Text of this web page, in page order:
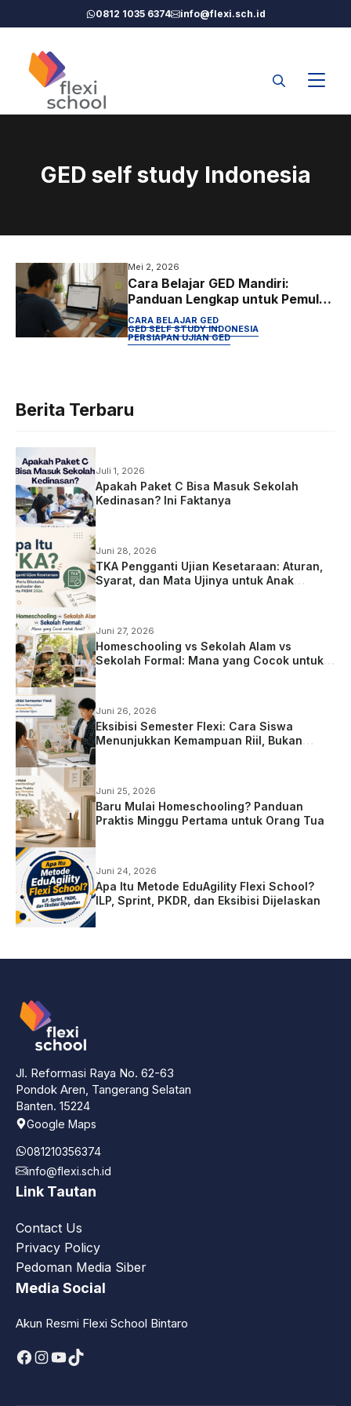
ke
0812 1035 6374 info@flexi.sch.id
GED self study Indonesia
Mei 2, 2026
Cara Belajar GED Mandiri:
Panduan Lengkap untuk Pemula
di Indonesia
CARA BELAJAR GED
GED SELF STUDY INDONESIA
PERSIAPAN UJIAN GED
Berita Terbaru
Juli 1, 2026
Apakah Paket C Bisa Masuk Sekolah
Kedinasan? Ini Faktanya
Juni 28, 2026
TKA Pengganti Ujian Kesetaraan: Aturan,
Syarat, dan Mata Ujinya untuk Anak
Juni 27, 2026
Homeschooling vs Sekolah Alam vs
Sekolah Formal: Mana yang Cocok untuk
Juni 26, 2026
Eksibisi Semester Flexi: Cara Siswa
Menunjukkan Kemampuan Riil, Bukan
Juni 25, 2026
Baru Mulai Homeschooling? Panduan
Praktis Minggu Pertama untuk Orang Tua
Juni 24, 2026
Apa Itu Metode EduAgility Flexi School?
ILP, Sprint, PKDR, dan Eksibisi Dijelaskan
Jl. Reformasi Raya No. 62-63
Pondok Aren, Tangerang Selatan
Banten. 15224
Google Maps
081210356374
info@flexi.sch.id
Link Tautan
Contact Us
Privacy Policy
Pedoman Media Siber
Media Social
Akun Resmi Flexi School Bintaro
Facebook
Instagram
YouTube
TikTok